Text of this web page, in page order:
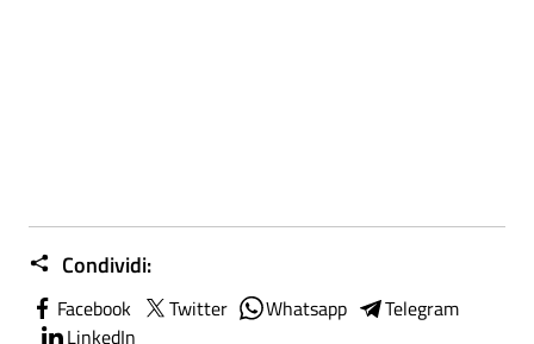
Condividi:
Facebook Twitter Whatsapp
Telegram
LinkedIn